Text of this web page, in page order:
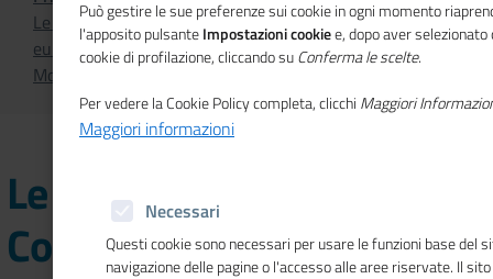
Le prossime azioni del Comitato economico e sociale
europeo per il sostegno dell'economia nel numero 22 di
Mosaico Europa
Le prossime azioni del
Comitato economico e
Può gestire le sue preferenze sui cookie in ogni momento
l'apposito pulsanteImpostazioni cookiee, dopo aver
cookie di profilazione, cliccando suConferma le scelte.
Per vedere la Cookie Policy completa, clicchi Maggiori
Maggiori informazioni
Necessari
Questi cookie sono necessari per usare le funzioni base del
navigazione delle pagine o l'accesso alle aree riservate. Il